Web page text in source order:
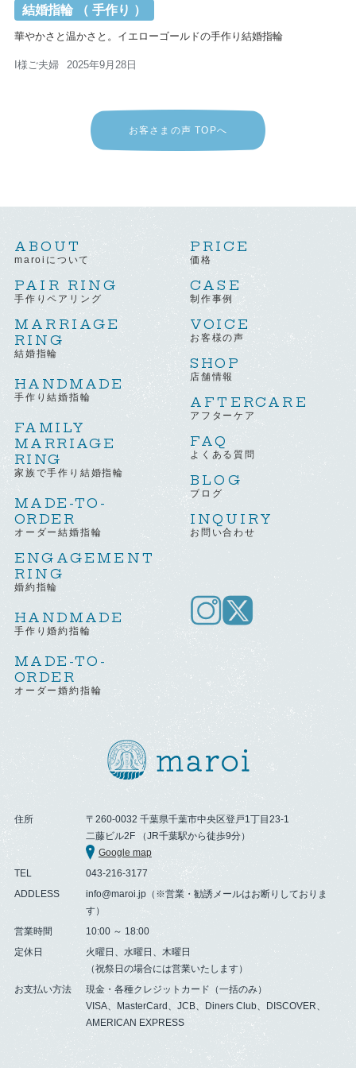
結婚指輪 （ 手作り ）
華やかさと温かさと。イエローゴールドの手作り結婚指輪
I様ご夫婦 2025年9月28日
お客さまの声 TOPへ
ABOUT
maroiについて
PAIR RING
手作りペアリング
MARRIAGE
RING
結婚指輪
HANDMADE
手作り結婚指輪
FAMILY
MARRIAGE
RING
家族で手作り結婚指輪
MADE-TO-
ORDER
オーダー結婚指輪
ENGAGEMENT
RING
婚約指輪
HANDMADE
手作り婚約指輪
MADE-TO-
ORDER
オーダー婚約指輪
PRICE
価格
CASE
制作事例
VOICE
お客様の声
SHOP
店舗情報
AFTERCARE
アフターケア
FAQ
よくある質問
BLOG
ブログ
INQUIRY
お問い合わせ
住所
〒260-0032 千葉県千葉市中央区登戸1丁目23-1
二藤ビル2F （JR千葉駅から徒歩9分）
Google map
TEL
043-216-3177
ADDLESS
info@maroi.jp（※営業・勧誘メールはお断りしておりま
す）
営業時間
10:00 ～ 18:00
定休日
火曜日、水曜日、木曜日
（祝祭日の場合には営業いたします）
お支払い方法
現金・各種クレジットカード（一括のみ）
VISA、MasterCard、JCB、Diners Club、DISCOVER、
AMERICAN EXPRESS